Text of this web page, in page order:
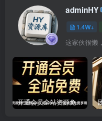
adminHY
1.4W+
这家伙很懒
开通会员全站资源免费下载 开通VIP会员 HY资源库